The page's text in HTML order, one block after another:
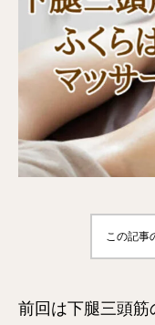
この記事
前回は下腿三頭筋